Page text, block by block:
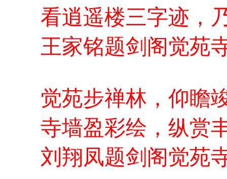
看逍遥楼三字迹，
王家铭题剑阁觉苑
觉苑步禅林，仰瞻
寺墙盈彩绘，纵赏
刘翔凤题剑阁觉苑